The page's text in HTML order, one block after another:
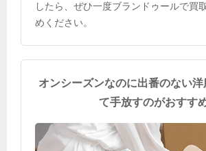
したら、ぜひ一度ブランドゥールで買
めください。
オンシーズンなのに出番のない
て手放すのがおすす